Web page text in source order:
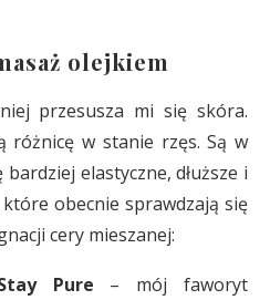
olejkiem
przesusza mi się skóra.
różnicę w stanie rzęs. Są w
elastyczne, dłuższe i
które obecnie sprawdzają się
cery mieszanej:
Pure – mój faworyt